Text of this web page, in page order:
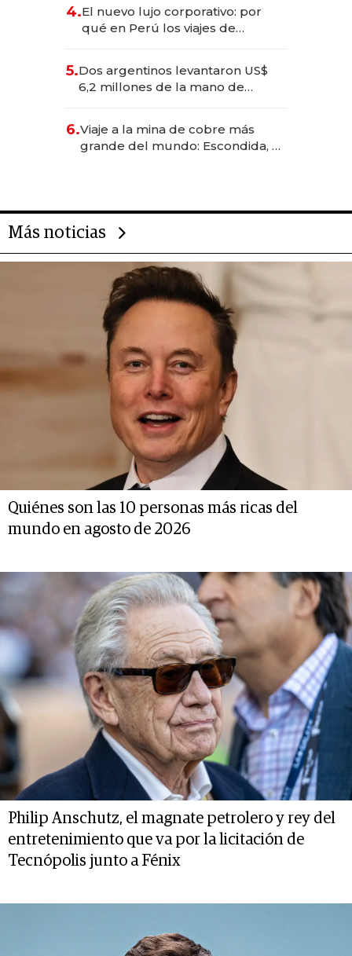
4.El nuevo lujo corporativo: por
qué en Perú los viajes de
para convertirse en experiencias
transformadoras
5.Dos argentinos levantaron US$
6,2 millones de la mano de
6.Viaje a la mina de cobre más
grande del mundo: Escondida, el
Más noticias
Quiénes son las 10 personas más ricas del
mundo en agosto de 2026
Philip Anschutz, el magnate petrolero y rey del
entretenimiento que va por la licitación de
Tecnópolis junto a Fénix